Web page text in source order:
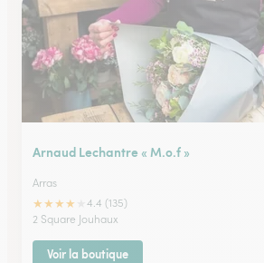
Arnaud Lechantre « M.o.f »
Arras
★★★★
4.4 (135)
2 Square Jouhaux
Voir la boutique